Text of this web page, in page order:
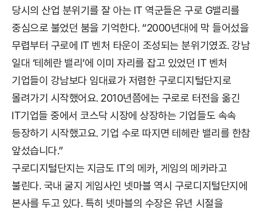
당시의 산업 분위기를 잘 아는 IT 역군들은 구로 G밸리를
중심으로 불었던 붐을 기억한다. “2000년대에 막 들어섰을
무렵부터 구로에 IT 벤처 타운이 조성되는 분위기였죠. 강남
일대 ‘테헤란 밸리’에 이미 자리를 잡고 있었던 IT 벤처
기업들이 강남보다 임대료가 저렴한 구로디지털단지로
몰려가기 시작했어요. 2010년쯤에는 구로로 터전을 옮긴
IT기업들 중에서 코스닥 시장에 상장하는 기업들도 속속
등장하기 시작했고요. 기업 수로 따지면 테헤란 밸리를 한참
앞섰습니다.”
구로디지털단지는 지금도 IT의 메카, 게임의 메카라고
불린다. 국내 굴지 게임사인 넷마블 역시 구로디지털단지에
본사를 두고 있다. 특히 넷마블의 수장은 유년 시절을